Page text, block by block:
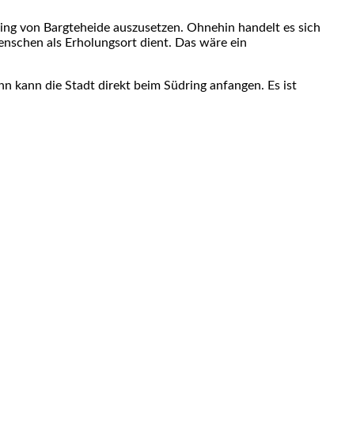
von Bargteheide auszusetzen. Ohnehin handelt es sich
als Erholungsort dient. Das wäre ein
kann die Stadt direkt beim Südring anfangen. Es ist